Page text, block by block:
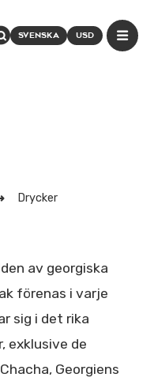
SVENSKA USD
Drycker
av georgiska
förenas i varje
sig i det rika
exklusive de
Georgiens